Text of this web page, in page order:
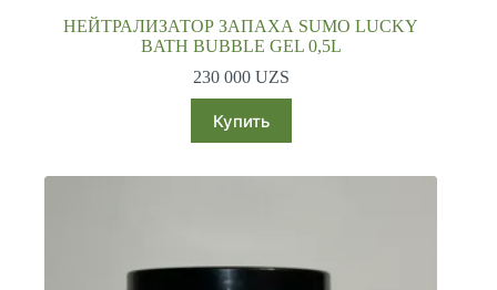
НЕЙТРАЛИЗАТОР ЗАПАХА SUMO LUCKY
BATH BUBBLE GEL 0,5L
230 000 UZS
Купить